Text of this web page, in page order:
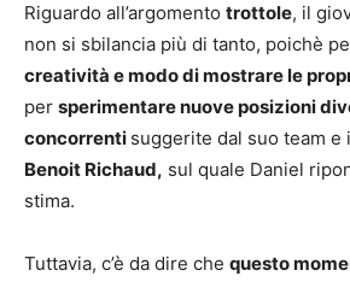
Riguardo all’argomento trottole, il
non si sbilancia più di tanto, poichè
creatività e modo di mostrare le
per sperimentare nuove posizioni
concorrenti suggerite dal suo team e
Benoit Richaud, sul quale Daniel
stima.
Tuttavia, c’è da dire che questo